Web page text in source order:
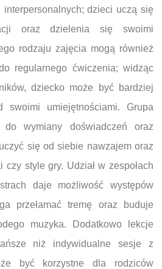
dzieci uczą się
oraz dzielenia się swoimi
rodzaju zajęcia mogą również
regularnego ćwiczenia; widząc
dziecko może być bardziej
swoimi umiejętnościami. Grupa
wymiany doświadczeń oraz
się od siebie nawzajem oraz
style gry. Udział w zespołach
daje możliwość występów
przełamać tremę oraz buduje
muzyka. Dodatkowo lekcje
niż indywidualne sesje z
być korzystne dla rodziców